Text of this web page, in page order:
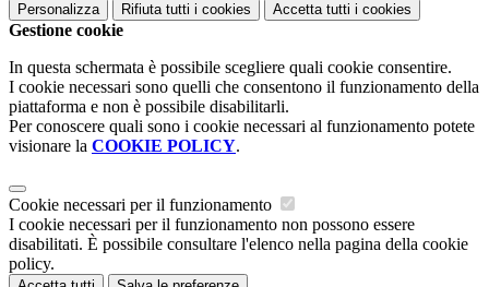
Personalizza Rifiuta tutti i cookies Accetta tutti i cookies
Gestione cookie
In questa schermata è possibile scegliere quali cookie consentire.
I cookie necessari sono quelli che consentono il funzionamento della
piattaforma e non è possibile disabilitarli.
Per conoscere quali sono i cookie necessari al funzionamento potete
visionare la COOKIE POLICY.
Cookie necessari per il funzionamento
I cookie necessari per il funzionamento non possono essere
disabilitati. È possibile consultare l'elenco nella pagina della cookie
policy.